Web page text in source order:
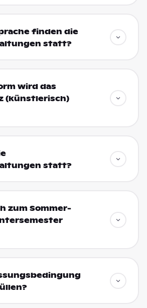
finden die
statt?
wird das
(künstlerisch)
statt?
zum Sommer-